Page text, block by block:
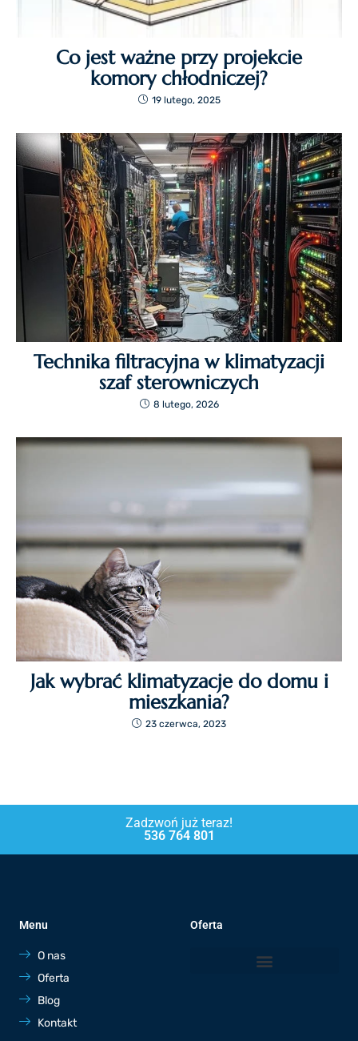
Co jest ważne przy projekcie
komory chłodniczej?
19 lutego, 2025
Technika filtracyjna w klimatyzacji
szaf sterowniczych
8 lutego, 2026
Jak wybrać klimatyzacje do domu i
mieszkania?
23 czerwca, 2023
Zadzwoń już teraz!
536 764 801
Menu
O nas
Oferta
Blog
Kontakt
Oferta